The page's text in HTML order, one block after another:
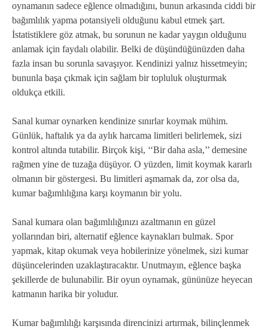
oynamanın sadece eğlence olmadığını, bunun arkasında ciddi bir
bağımlılık yapma potansiyeli olduğunu kabul etmek şart.
İstatistiklere göz atmak, bu sorunun ne kadar yaygın olduğunu
anlamak için faydalı olabilir. Belki de düşündüğünüzden daha
fazla insan bu sorunla savaşıyor. Kendinizi yalnız hissetmeyin;
bununla başa çıkmak için sağlam bir topluluk oluşturmak
oldukça etkili.
Sanal kumar oynarken kendinize sınırlar koymak mühim.
Günlük, haftalık ya da aylık harcama limitleri belirlemek, sizi
kontrol altında tutabilir. Birçok kişi, ‘‘Bir daha asla,’’ demesine
rağmen yine de tuzağa düşüyor. O yüzden, limit koymak kararlı
olmanın bir göstergesi. Bu limitleri aşmamak da, zor olsa da,
kumar bağımlılığına karşı koymanın bir yolu.
Sanal kumara olan bağımlılığınızı azaltmanın en güzel
yollarından biri, alternatif eğlence kaynakları bulmak. Spor
yapmak, kitap okumak veya hobilerinize yönelmek, sizi kumar
düşüncelerinden uzaklaştıracaktır. Unutmayın, eğlence başka
şekillerde de bulunabilir. Bir oyun oynamak, gününüze heyecan
katmanın harika bir yoludur.
Kumar bağımlılığı karşısında direncinizi artırmak, bilinçlenmek